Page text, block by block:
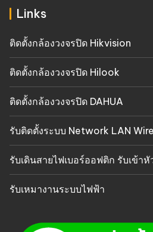
Links
ติดตั้งกล้องวงจรปิด Hikvision
ติดตั้งกล้องวงจรปิด Hilook
ติดตั้งกล้องวงจรปิด DAHUA
รับติดตั้งระบบ Network LAN
รับเดินสายไฟเบอร์ออฟติก รับเข้า
รับเหมางานระบบไฟฟ้า